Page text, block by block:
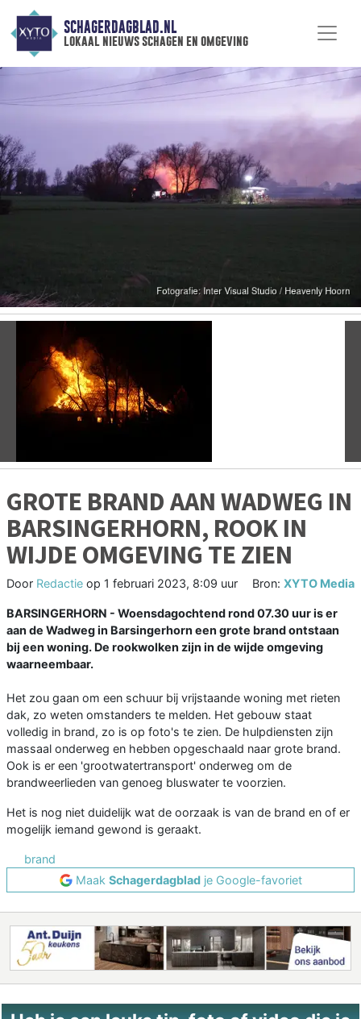
SCHAGERDAGBLAD.NL
lokaal nieuws schagen en omgeving
GROTE BRAND AAN WADWEG IN
BARSINGERHORN, ROOK IN
WIJDE OMGEVING TE ZIEN
Door Redactie op 1 februari 2023, 8:09 uur Bron: XYTO Media
BARSINGERHORN - Woensdagochtend rond 07.30 uur is er
aan de Wadweg in Barsingerhorn een grote brand ontstaan
bij een woning. De rookwolken zijn in de wijde omgeving
waarneembaar.
Het zou gaan om een schuur bij vrijstaande woning met rieten
dak, zo weten omstanders te melden. Het gebouw staat
volledig in brand, zo is op foto's te zien. De hulpdiensten zijn
massaal onderweg en hebben opgeschaald naar grote brand.
Ook is er een 'grootwatertransport' onderweg om de
brandweerlieden van genoeg bluswater te voorzien.
Het is nog niet duidelijk wat de oorzaak is van de brand en of er
mogelijk iemand gewond is geraakt.
brand
Maak Schagerdagbladje Google-favoriet